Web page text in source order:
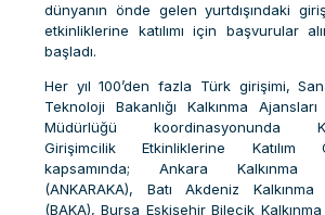
dünyanın önde gelen yurtdışındaki
etkinliklerine katılımı için başvurular
başladı.
Her yıl 100’den fazla Türk girişimi,
Teknoloji Bakanlığı Kalkınma
Müdürlüğü koordinasyonunda
Girişimcilik Etkinliklerine Katılım
kapsamında; Ankara Kalkınma
(ANKARAKA), Batı Akdeniz Kalkınma
(BAKA), Bursa Eskişehir Bilecik Kalkınma